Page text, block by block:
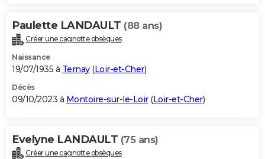
Paulette LANDAULT (88 ans)
Créer une cagnotte obsèques
Naissance
19/07/1935 à Ternay(Loir-et-Cher)
Décès
09/10/2023 à Montoire-sur-le-Loir(Loir-et-Cher)
Evelyne LANDAULT (75 ans)
Créer une cagnotte obsèques